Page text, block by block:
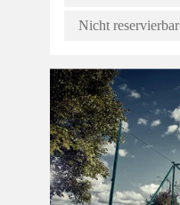
Nicht reservierbar
Ratgeber